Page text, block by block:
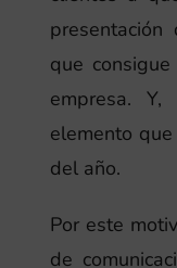
que
empresa.
elemento
del año.
Por este
de